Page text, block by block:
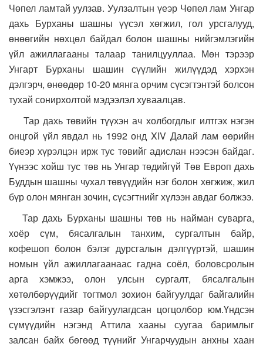
Чөпел ламтай уулзав. Уулзалтын үеэр Чөпел лам Унгар
дахь Бурханы шашны үүсэл хөгжил, гол урсгалууд,
өнөөгийн нөхцөл байдал болон шашны нийгэмлэгийн
үйл ажиллагааны талаар танилцууллаа. Мөн тэрээр
Унгарт Бурханы шашин сүүлийн жилүүдэд хэрхэн
дэлгэрч, өнөөдөр 10-20 мянга орчим сүсэгтэнтэй болсон
тухай сонирхолтой мэдээлэл хуваалцав.
Тар дахь төвийн түүхэн ач холбогдлыг илтгэх нэгэн
онцгой үйл явдал нь 1992 онд XIV Далай лам өөрийн
биеэр хүрэлцэн ирж тус төвийг адислан нээсэн байдаг.
Үүнээс хойш тус төв нь Унгар төдийгүй Төв Европ дахь
Буддын шашны чухал төвүүдийн нэг болон хөгжиж, жил
бүр олон мянган зочин, сүсэгтнийг хүлээн авдаг болжээ.
Тар дахь Бурханы шашны төв нь найман суварга,
хоёр сүм, бясалгалын танхим, сургалтын байр,
кофешоп болон бэлэг дурсгалын дэлгүүртэй, шашин
номын үйл ажиллагаанаас гадна соёл, боловсролын
арга хэмжээ, олон улсын сургалт, бясалгалын
хөтөлбөрүүдийг тогтмол зохион байгуулдаг байгалийн
үзэсгэлэнт газар байгуулагдсан цогцолбор юм.Үндсэн
сүмүүдийн нэгэнд Аттила хааны суугаа баримлыг
залсан байх бөгөөд түүнийг Унгарчуудын анхны хаан